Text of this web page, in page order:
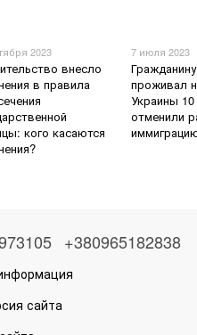
2023
внесло
в правила
кого касаются
7 июля 2023
проживал
Украины
отменили
+380965182838
сайта